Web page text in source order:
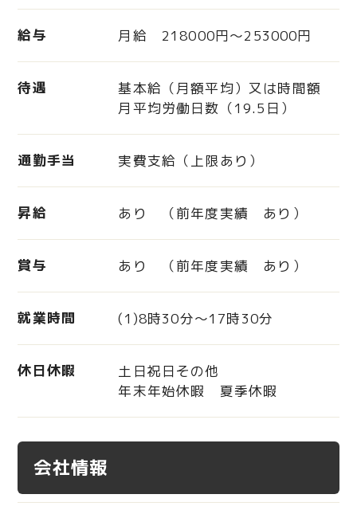
給与 月給 218000円〜253000円
待遇
基本給（月額平均）又は時間額
月平均労働日数（19.5日）
通勤手当 実費支給（上限あり）
昇給 あり （前年度実績 あり）
賞与 あり （前年度実績 あり）
就業時間 (1)8時30分～17時30分
休日休暇
土日祝日その他
年末年始休暇 夏季休暇
会社情報